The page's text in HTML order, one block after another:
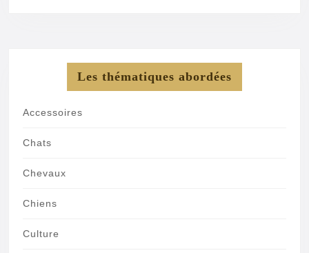
Les thématiques abordées
Accessoires
Chats
Chevaux
Chiens
Culture